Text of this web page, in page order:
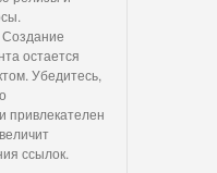
Создание
остается
Убедитесь,
привлекателен
ссылок.